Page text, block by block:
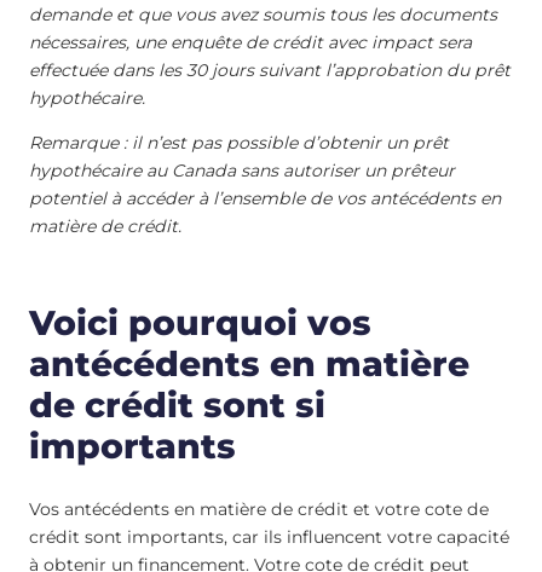
demande et que vous avez soumis tous les documents
nécessaires, une enquête de crédit avec impact sera
effectuée dans les 30 jours suivant l’approbation du prêt
hypothécaire.
Remarque : il n’est pas possible d’obtenir un prêt
hypothécaire au Canada sans autoriser un prêteur
potentiel à accéder à l’ensemble de vos antécédents en
matière de crédit.
Voici pourquoi vos
antécédents en matière
de crédit sont si
importants
Vos antécédents en matière de crédit et votre cote de
crédit sont importants, car ils influencent votre capacité
à obtenir un financement. Votre cote de crédit peut